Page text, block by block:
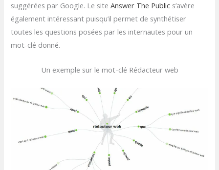
suggérées par Google. Le siteAnswer The Public s’avère
également intéressant puisqu’il permet de synthétiser
toutes les questions posées par les internautes pour un
mot-clé donné.
Un exemple sur le mot-clé Rédacteur web